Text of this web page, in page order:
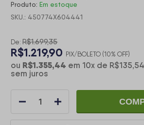
Produto: Em estoque
SKU.: 450774X604441
De: R$1.699,35
R$1.219,90 PIX/BOLETO (10% OFF)
ou R$1.355,44 em 10x de R$135,54
sem juros